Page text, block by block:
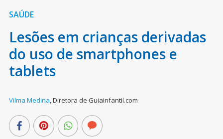
SAÚDE
Lesões em crianças derivadas
do uso de smartphones e
tablets
Vilma Medina,Diretora de Guiainfantil.com